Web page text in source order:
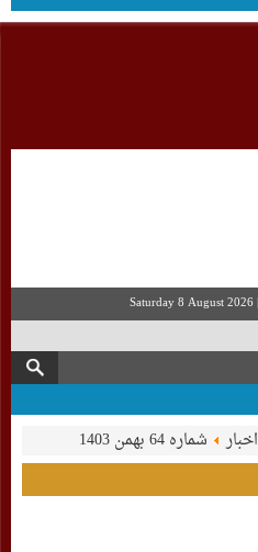
Saturday 8 August
شماره 64 بهمن 1403